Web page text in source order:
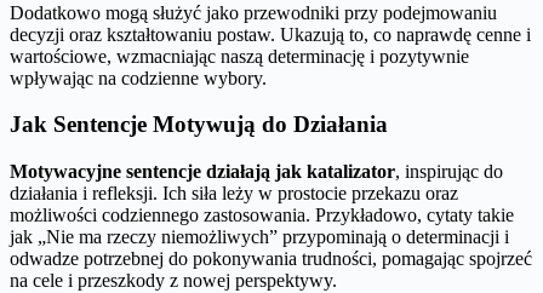
Dodatkowo mogą służyć jako przewodniki przy podejmowaniu
decyzji oraz kształtowaniu postaw. Ukazują to, co naprawdę cenne i
wartościowe, wzmacniając naszą determinację i pozytywnie
wpływając na codzienne wybory.
Jak Sentencje Motywują do Działania
Motywacyjne sentencje działają jak katalizator, inspirując do
działania i refleksji. Ich siła leży w prostocie przekazu oraz
możliwości codziennego zastosowania. Przykładowo, cytaty takie
jak „Nie ma rzeczy niemożliwych” przypominają o determinacji i
odwadze potrzebnej do pokonywania trudności, pomagając spojrzeć
na cele i przeszkody z nowej perspektywy.